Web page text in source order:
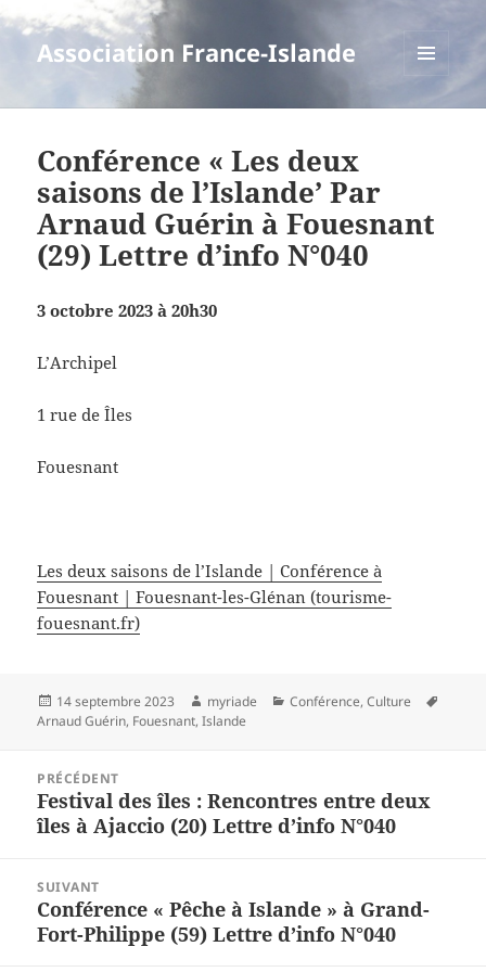
Association France-Islande
Conférence « Les deux
saisons de l’Islande’ Par
Arnaud Guérin à Fouesnant
(29) Lettre d’info N°040
3 octobre 2023 à 20h30
L’Archipel
1 rue de Îles
Fouesnant
Les deux saisons de l’Islande | Conférence à
Fouesnant | Fouesnant-les-Glénan (tourisme-
fouesnant.fr)
Publié
le
14 septembre 2023 Auteur
myriade Catégories
Conférence,Culture
Arnaud Guérin, Fouesnant,Islande
l’article
PRÉCÉDENT
Article
précédent :
Festival des îles : Rencontres entre deux
îles à Ajaccio (20) Lettre d’info N°040
SUIVANT
Article
suivant :
Conférence « Pêche à Islande » à Grand-
Fort-Philippe (59) Lettre d’info N°040